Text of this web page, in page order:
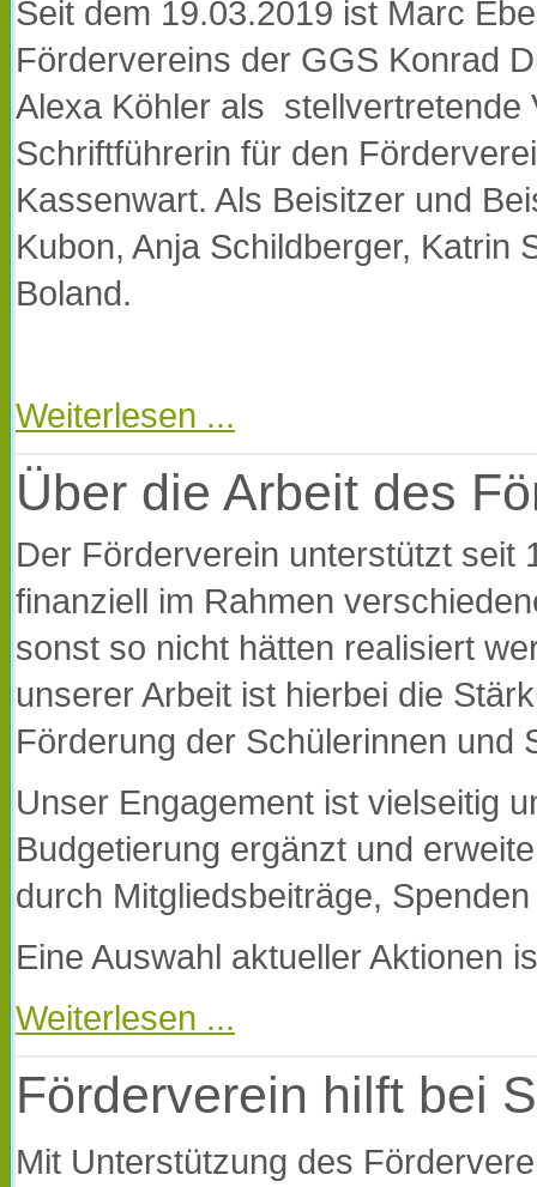
Seit dem 19.03.2019 ist Marc
Fördervereins der GGS Konrad
Alexa Köhler als stellvertretende
Schriftführerin für den
Kassenwart. Als Beisitzer und
Kubon, Anja Schildberger, Katrin
Boland.
Weiterlesen ...
Über die Arbeit des
Der Förderverein unterstützt seit
finanziell im Rahmen
sonst so nicht hätten realisiert
unserer Arbeit ist hierbei die
Förderung der Schülerinnen und
Unser Engagement ist vielseitig
Budgetierung ergänzt und
durch Mitgliedsbeiträge,
Eine Auswahl aktueller Aktionen
Weiterlesen ...
Förderverein hilft bei
Mit Unterstützung des